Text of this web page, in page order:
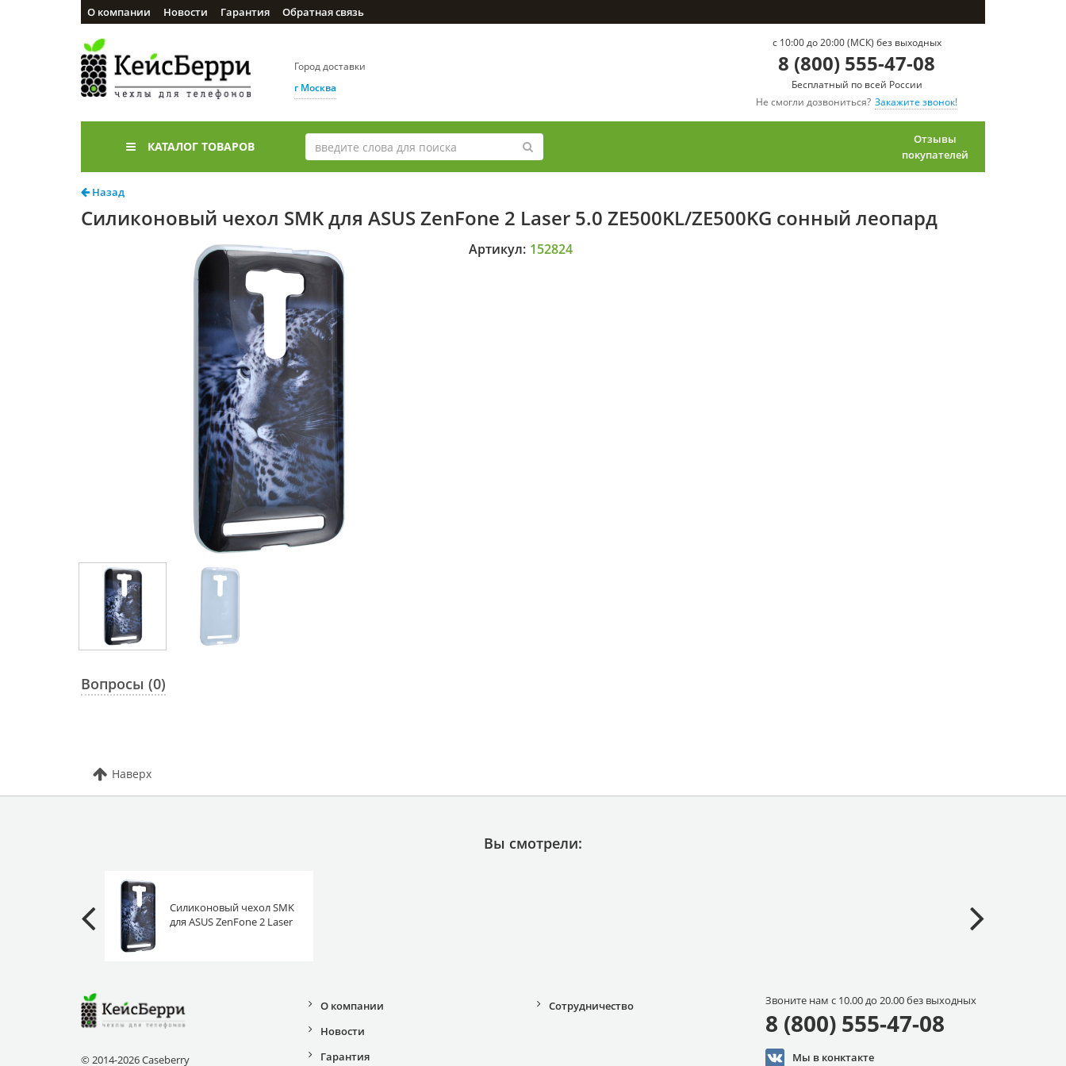
О компании Новости Гарантия Обратная связь
Город доставки
г Москва
c 10:00 до 20:00 (МСК) без выходных
8 (800) 555-47-08
Бесплатный по всей России
Не смогли дозвониться? Закажите звонок!
КАТАЛОГ ТОВАРОВ
Отзывы
покупателей
Назад
Силиконовый чехол SMK для ASUS ZenFone 2 Laser 5.0 ZE500KL/ZE500KG сонный леопард
Артикул: 152824
Вопросы (0)
Наверх
Вы смотрели:
Силиконовый чехол SMK
для ASUS ZenFone 2 Laser
© 2014-2026 Caseberry
О компании
Новости
Гарантия
Сотрудничество Звоните нам с 10.00 до 20.00 без выходных
8 (800) 555-47-08
Мы в конктакте